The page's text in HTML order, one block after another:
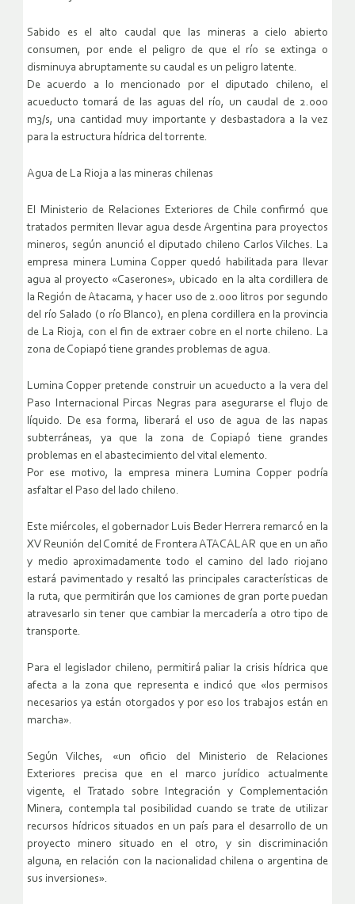
Sabido es el alto caudal que las mineras a cielo abierto
consumen, por ende el peligro de que el río se extinga o
disminuya abruptamente su caudal es un peligro latente.
De acuerdo a lo mencionado por el diputado chileno, el
acueducto tomará de las aguas del río, un caudal de 2.000
m3/s, una cantidad muy importante y desbastadora a la vez
para la estructura hídrica del torrente.
Agua de La Rioja a las mineras chilenas
El Ministerio de Relaciones Exteriores de Chile confirmó que
tratados permiten llevar agua desde Argentina para proyectos
mineros, según anunció el diputado chileno Carlos Vilches. La
empresa minera Lumina Copper quedó habilitada para llevar
agua al proyecto «Caserones», ubicado en la alta cordillera de
la Región de Atacama, y hacer uso de 2.000 litros por segundo
del río Salado (o río Blanco), en plena cordillera en la provincia
de La Rioja, con el fin de extraer cobre en el norte chileno. La
zona de Copiapó tiene grandes problemas de agua.
Lumina Copper pretende construir un acueducto a la vera del
Paso Internacional Pircas Negras para asegurarse el flujo de
líquido. De esa forma, liberará el uso de agua de las napas
subterráneas, ya que la zona de Copiapó tiene grandes
problemas en el abastecimiento del vital elemento.
Por ese motivo, la empresa minera Lumina Copper podría
asfaltar el Paso del lado chileno.
Este miércoles, el gobernador Luis Beder Herrera remarcó en la
XV Reunión del Comité de Frontera ATACALAR que en un año
y medio aproximadamente todo el camino del lado riojano
estará pavimentado y resaltó las principales características de
la ruta, que permitirán que los camiones de gran porte puedan
atravesarlo sin tener que cambiar la mercadería a otro tipo de
transporte.
Para el legislador chileno, permitirá paliar la crisis hídrica que
afecta a la zona que representa e indicó que «los permisos
necesarios ya están otorgados y por eso los trabajos están en
marcha».
Según Vilches, «un oficio del Ministerio de Relaciones
Exteriores precisa que en el marco jurídico actualmente
vigente, el Tratado sobre Integración y Complementación
Minera, contempla tal posibilidad cuando se trate de utilizar
recursos hídricos situados en un país para el desarrollo de un
proyecto minero situado en el otro, y sin discriminación
alguna, en relación con la nacionalidad chilena o argentina de
sus inversiones».